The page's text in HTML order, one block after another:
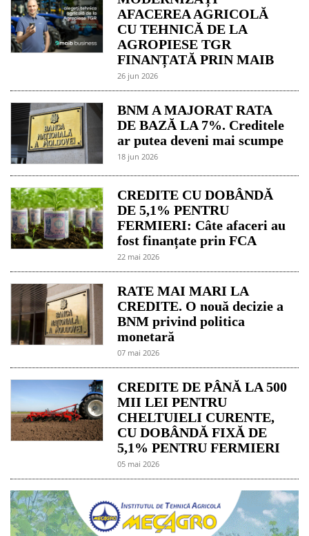
AFACEREA AGRICOLĂ
CU TEHNICĂ DE LA
AGROPIESE TGR
FINANȚATĂ PRIN MAIB
26 jun 2026
BNM A MAJORAT RATA
DE BAZĂ LA 7%. Creditele
ar putea deveni mai scumpe
18 jun 2026
CREDITE CU DOBÂNDĂ
DE 5,1% PENTRU
FERMIERI: Câte afaceri au
fost finanțate prin FCA
22 mai 2026
RATE MAI MARI LA
CREDITE. O nouă decizie a
BNM privind politica
monetară
07 mai 2026
CREDITE DE PÂNĂ LA 500
MII LEI PENTRU
CHELTUIELI CURENTE,
CU DOBÂNDĂ FIXĂ DE
5,1% PENTRU FERMIERI
05 mai 2026